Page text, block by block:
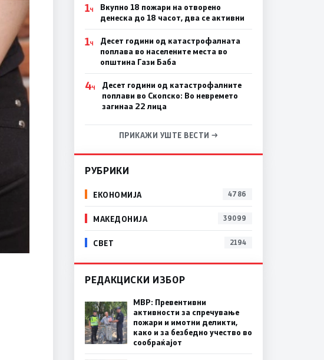
1Ч
Вкупно 18 пожари на отворено
денеска до 18 часот, два се активни
1Ч
Десет години од катастрофалната
поплава во населените места во
општина Гази Баба
4Ч
Десет години од катастрофалните
поплави во Скопско: Во невремето
загинаа 22 лица
ПРИКАЖИ УШТЕ ВЕСТИ →
РУБРИКИ
ЕКОНОМИЈА 4786
МАКЕДОНИЈА 39099
СВЕТ 2194
РЕДАКЦИСКИ ИЗБОР
МВР: Превентивни
активности за спречување
пожари и имотни деликти,
како и за безбедно учество во
сообраќајот